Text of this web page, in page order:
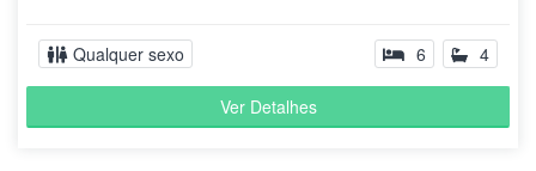
Qualquer sexo 6 4
Ver Detalhes